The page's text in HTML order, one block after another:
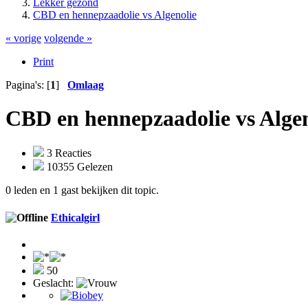
CBD en hennepzaadolie vs Algenolie
« vorige volgende »
Print
Pagina's: [1] Omlaag
CBD en hennepzaadolie vs
3 Reacties
10355 Gelezen
0 leden en 1 gast bekijken dit topic.
Ethicalgirl
50
Geslacht: